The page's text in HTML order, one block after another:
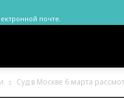
почте.
Суд в Москве 6 марта